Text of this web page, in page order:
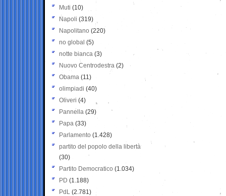
Muti (10)
Napoli (319)
Napolitano (220)
no global (5)
notte bianca (3)
Nuovo Centrodestra (2)
Obama (11)
olimpiadi (40)
Oliveri (4)
Pannella (29)
Papa (33)
Parlamento (1.428)
partito del popolo della libertà
(30)
Partito Democratico (1.034)
PD (1.188)
PdL (2.781)